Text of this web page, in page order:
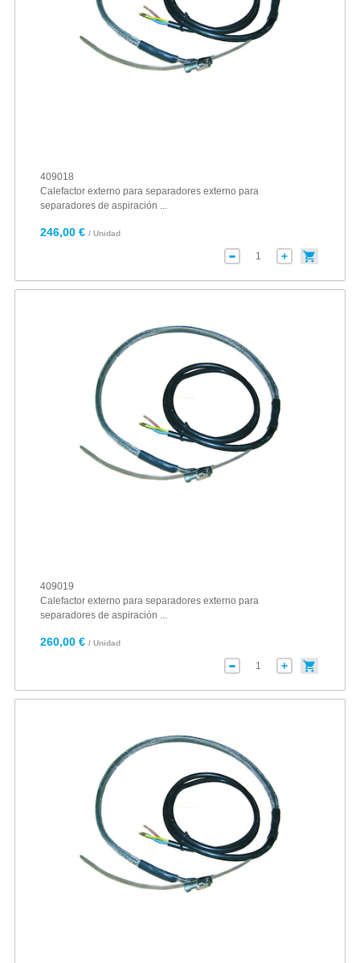
409018
Calefactor externo para separadores externo para
separadores de aspiración ...
246,00 € / Unidad
409019
Calefactor externo para separadores externo para
separadores de aspiración ...
260,00 € / Unidad